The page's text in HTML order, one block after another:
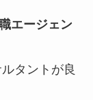
エージェン
タントが良